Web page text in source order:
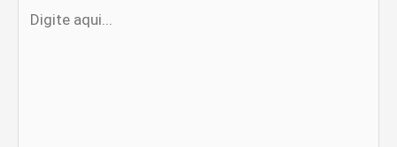
aqui...